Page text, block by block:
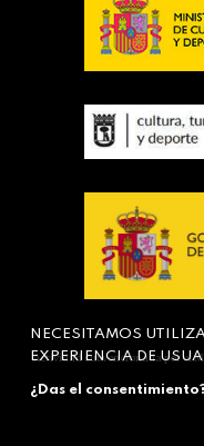
Actividad subvencionada por el
NECESITAMOS
EXPERIENCIA DE
¿Das el